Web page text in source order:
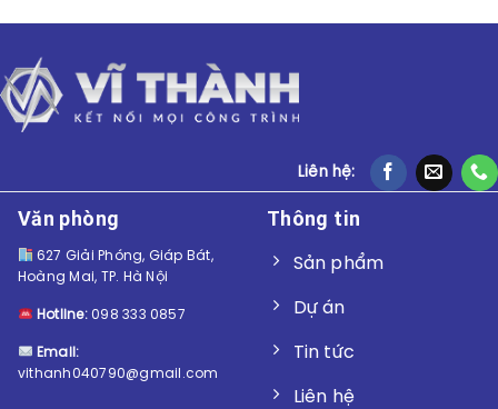
Liên hệ:
Văn phòng
627 Giải Phóng, Giáp Bát,
Hoàng Mai, TP. Hà Nội
Hotline:098 333 0857
Email:
vithanh040790@gmail.com
Thông tin
Sản phẩm
Dự án
Tin tức
Liên hệ